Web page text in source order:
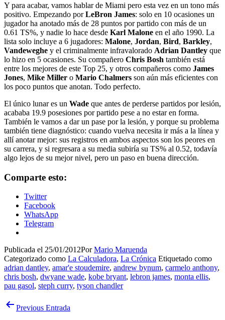
Y para acabar, vamos hablar de Miami pero esta vez en un tono más
positivo. Empezando porLeBron James: solo en 10 ocasiones un
jugador ha anotado más de 28 puntos por partido con más de un
0.61 TS%, y nadie lo hace desde Karl Malone en el año 1990. La
lista solo incluye a 6 jugadores: Malone, Jordan, Bird, Barkley,
Vandeweghe y el criminalmente infravalorado Adrian Dantley que
lo hizo en 5 ocasiones. Su compañero Chris Bosh también está
entre los mejores de este Top 25, y otros compañeros como James
Jones, Mike Miller o Mario Chalmers son aún más eficientes con
los poco puntos que anotan. Todo perfecto.
El único lunar es un Wade que antes de perderse partidos por lesión,
acababa 19.9 posesiones por partido pese a no estar en forma.
También le vamos a dar un pase por la lesión, y porque su problema
también tiene diagnóstico: cuando vuelva necesita ir más a la línea y
allí anotar mejor: sus registros en ambos aspectos son los peores en
su carrera, y si regresara a su media subiría su TS% al 0.52, todavía
algo lejos de su mejor nivel, pero un paso en buena dirección.
Comparte esto:
Twitter
Facebook
WhatsApp
Telegram
Publicada el 25/01/2012PorMario Maruenda
Categorizado como La Calculadora, La Crónica Etiquetado como
adrian dantley, amar'e stoudemire, andrew bynum, carmelo anthony,
chris bosh, dwyane wade, kobe bryant, lebron james, monta ellis,
pau gasol, steph curry, tyson chandler
Navegación
Previous Entrada